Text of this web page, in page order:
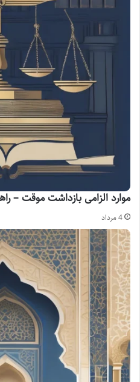
موارد الزامی بازداشت موقت –
4 مرداد